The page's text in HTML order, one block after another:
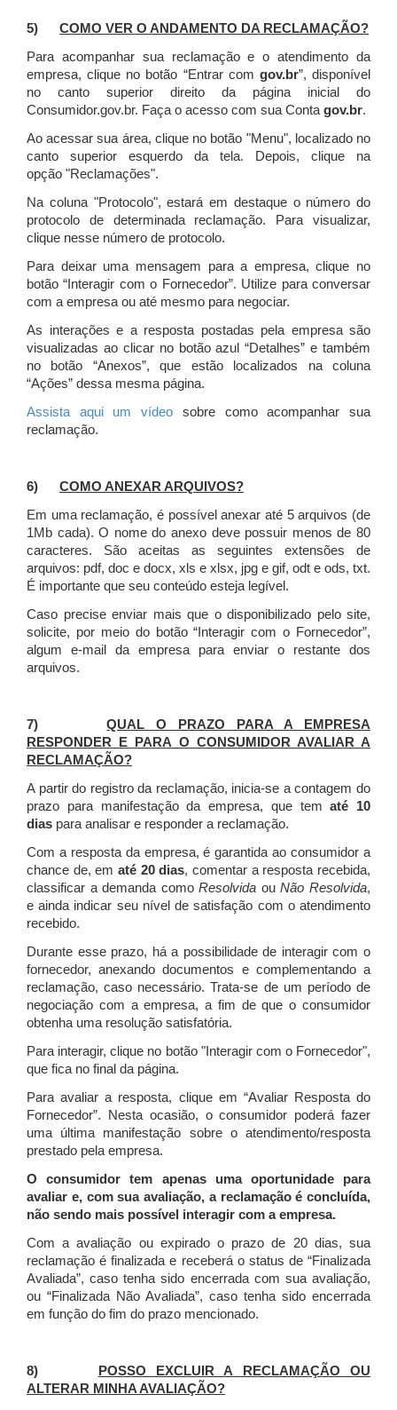
5) COMO VER O ANDAMENTO DA RECLAMAÇÃO?
Para acompanhar sua reclamação e o atendimento da
empresa, clique no botão “Entrar com gov.br”, disponível
no canto superior direito da página inicial do
Consumidor.gov.br. Faça o acesso com sua Contagov.br.
Ao acessar sua área, clique no botão "Menu", localizado no
canto superior esquerdo da tela. Depois, clique na
opção "Reclamações".
Na coluna "Protocolo", estará em destaque o número do
protocolo de determinada reclamação. Para visualizar,
clique nesse número de protocolo.
Para deixar uma mensagem para a empresa, clique no
botão “Interagir com o Fornecedor”. Utilize para conversar
com a empresa ou até mesmo para negociar.
As interações e a resposta postadas pela empresa são
visualizadas ao clicar no botão azul “Detalhes” e também
no botão “Anexos”, que estão localizados na coluna
“Ações” dessa mesma página.
Assista aqui um vídeo sobre como acompanhar sua
reclamação.
6) COMO ANEXAR ARQUIVOS?
Em uma reclamação, é possível anexar até 5 arquivos (de
1Mb cada). O nome do anexo deve possuir menos de 80
caracteres. São aceitas as seguintes extensões de
arquivos: pdf, doc e docx, xls e xlsx, jpg e gif, odt e ods, txt.
É importante que seu conteúdo esteja legível.
Caso precise enviar mais que o disponibilizado pelo site,
solicite, por meio do botão “Interagir com o Fornecedor”,
algum e-mail da empresa para enviar o restante dos
arquivos.
7)QUAL O PRAZO PARA A EMPRESA
RESPONDER E PARA O CONSUMIDOR AVALIAR A
RECLAMAÇÃO?
A partir do registro da reclamação, inicia-se a contagem do
prazo para manifestação da empresa, que tematé 10
dias para analisar e responder a reclamação.
Com a resposta da empresa, é garantida ao consumidor a
chance de, em até 20 dias, comentar a resposta recebida,
classificar a demanda comoResolvida ouNão Resolvida,
e ainda indicar seu nível de satisfação com o atendimento
recebido.
Durante esse prazo, há a possibilidade de interagir com o
fornecedor, anexando documentos e complementando a
reclamação, caso necessário.Trata-se de um período de
negociação com a empresa, a fim de que o consumidor
obtenha uma resolução satisfatória.
Para interagir, clique no botão "Interagir com o Fornecedor",
que fica no final da página.
Para avaliar a resposta, clique em “Avaliar Resposta do
Fornecedor”. Nesta ocasião, o consumidor poderá fazer
uma última manifestação sobre o atendimento/resposta
prestado pela empresa.
O consumidor tem apenas uma oportunidade para
avaliar e, com sua avaliação, a reclamação é concluída,
não sendo mais possível interagir com a empresa.
Com a avaliação ou expirado o prazo de 20 dias, sua
reclamação é finalizada e receberá o status de “Finalizada
Avaliada”, caso tenha sido encerrada com sua avaliação,
ou “Finalizada Não Avaliada”, caso tenha sido encerrada
em função do fim do prazo mencionado.
8)
POSSO EXCLUIR A RECLAMAÇÃO OU
ALTERAR MINHA AVALIAÇÃO?